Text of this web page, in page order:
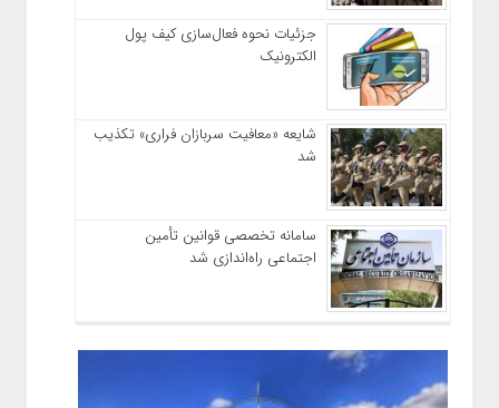
جزئیات نحوه فعال‌سازی کیف پول
الکترونیک
شایعه «معافیت سربازان فراری» تکذیب
شد
سامانه تخصصی قوانین تأمین
اجتماعی راه‌اندازی شد